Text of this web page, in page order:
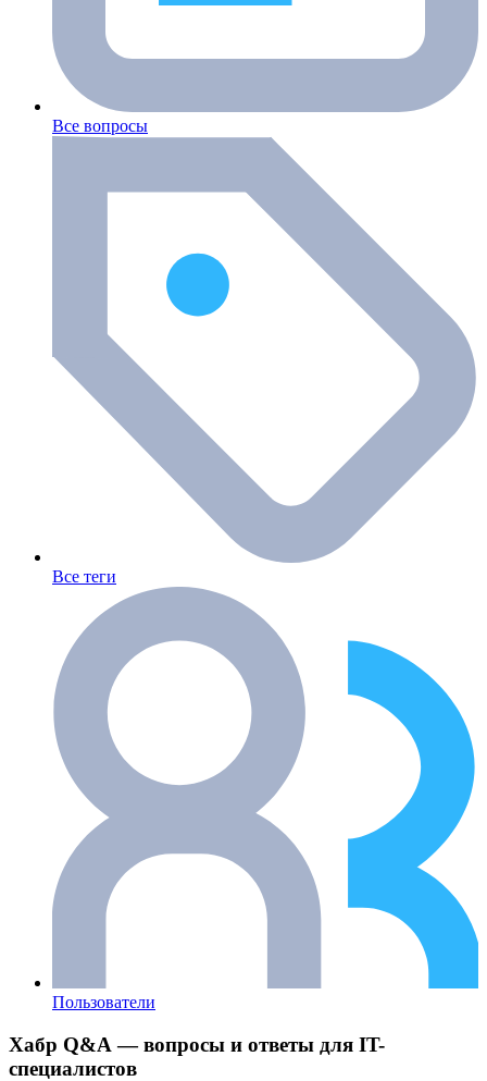
Все вопросы
Все теги
Пользователи
Хабр Q&A — вопросы и ответы для IT-
специалистов